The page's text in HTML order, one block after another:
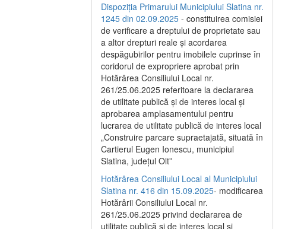
Dispoziția Primarului Municipiului Slatina nr.
1245 din 02.09.2025 - constituirea comisiei
de verificare a dreptului de proprietate sau
a altor drepturi reale și acordarea
despăgubirilor pentru imobilele cuprinse în
coridorul de expropriere aprobat prin
Hotărârea Consiliului Local nr.
261/25.06.2025 referitoare la declararea
de utilitate publică și de interes local și
aprobarea amplasamentului pentru
lucrarea de utilitate publică de interes local
„Construire parcare supraetajată, situată în
Cartierul Eugen Ionescu, municipiul
Slatina, județul Olt”
Hotărârea Consiliului Local al Municipiului
Slatina nr. 416 din 15.09.2025- modificarea
Hotărârii Consiliului Local nr.
261/25.06.2025 privind declararea de
utilitate publică și de interes local și